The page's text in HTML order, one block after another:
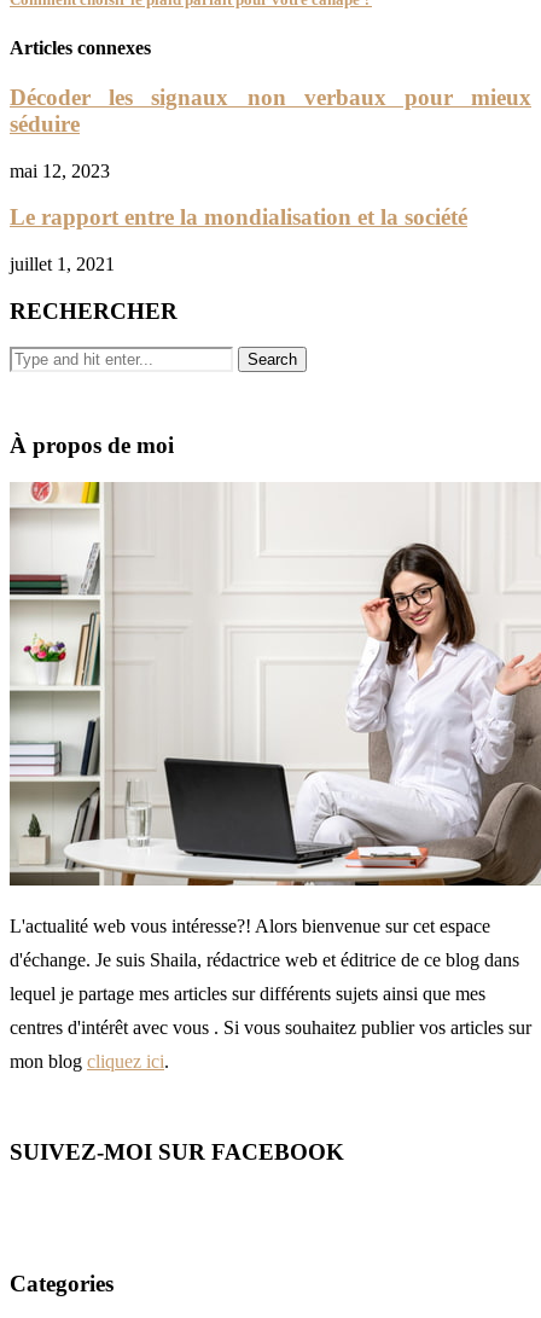
Articles connexes
Décoder les signaux non verbaux pour mieux
séduire
mai 12, 2023
Le rapport entre la mondialisation et la société
juillet 1, 2021
RECHERCHER
À propos de moi
L'actualité web vous intéresse?! Alors bienvenue sur cet espace
d'échange. Je suis Shaila, rédactrice web et éditrice de ce blog dans
lequel je partage mes articles sur différents sujets ainsi que mes
centres d'intérêt avec vous . Si vous souhaitez publier vos articles sur
mon blog cliquez ici.
SUIVEZ-MOI SUR FACEBOOK
Categories